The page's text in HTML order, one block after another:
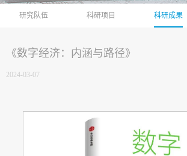
研究队伍 科研项目 科研成果
《数字经济：内涵与路径》
2024-03-07